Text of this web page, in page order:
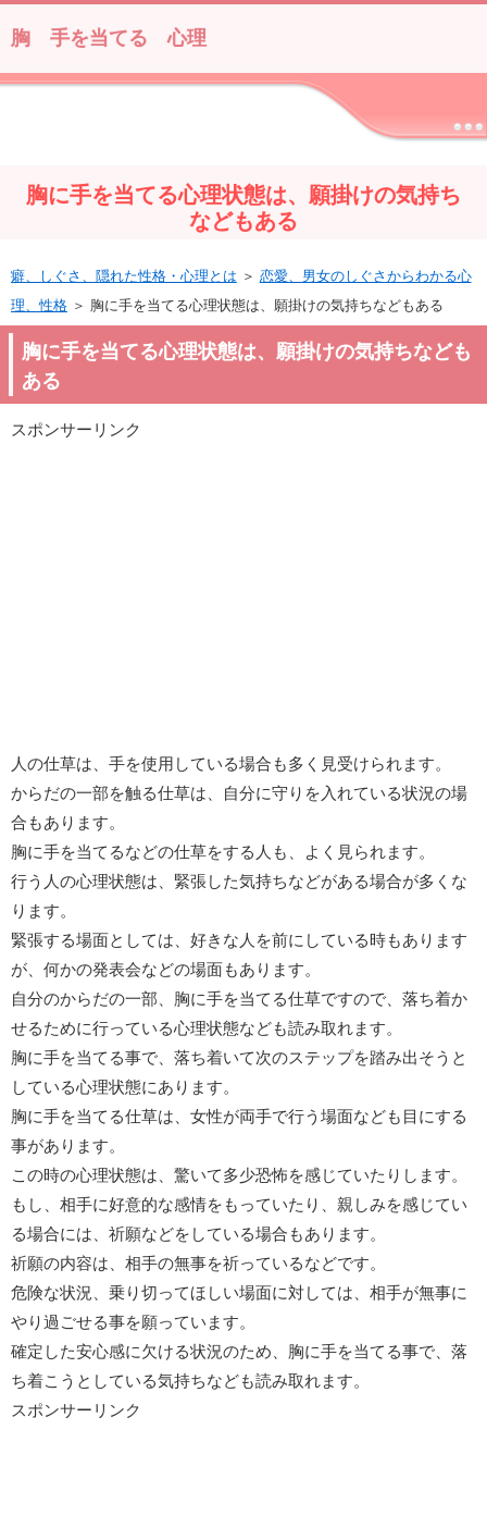
胸 手を当てる 心理
胸に手を当てる心理状態は、願掛けの気持ち
などもある
癖、しぐさ、隠れた性格・心理とは ＞ 恋愛、男女のしぐさからわかる心
理、性格＞ 胸に手を当てる心理状態は、願掛けの気持ちなどもある
胸に手を当てる心理状態は、願掛けの気持ちなども
ある
スポンサーリンク
人の仕草は、手を使用している場合も多く見受けられます。
からだの一部を触る仕草は、自分に守りを入れている状況の場
合もあります。
胸に手を当てるなどの仕草をする人も、よく見られます。
行う人の心理状態は、緊張した気持ちなどがある場合が多くな
ります。
緊張する場面としては、好きな人を前にしている時もあります
が、何かの発表会などの場面もあります。
自分のからだの一部、胸に手を当てる仕草ですので、落ち着か
せるために行っている心理状態なども読み取れます。
胸に手を当てる事で、落ち着いて次のステップを踏み出そうと
している心理状態にあります。
胸に手を当てる仕草は、女性が両手で行う場面なども目にする
事があります。
この時の心理状態は、驚いて多少恐怖を感じていたりします。
もし、相手に好意的な感情をもっていたり、親しみを感じてい
る場合には、祈願などをしている場合もあります。
祈願の内容は、相手の無事を祈っているなどです。
危険な状況、乗り切ってほしい場面に対しては、相手が無事に
やり過ごせる事を願っています。
確定した安心感に欠ける状況のため、胸に手を当てる事で、落
ち着こうとしている気持ちなども読み取れます。
スポンサーリンク